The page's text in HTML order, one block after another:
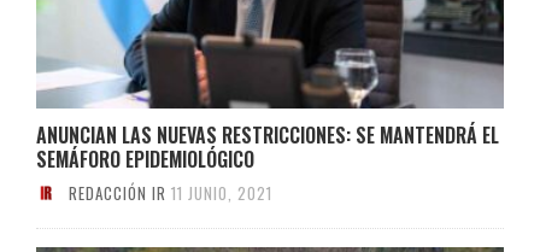
ANUNCIAN LAS NUEVAS RESTRICCIONES: SE MANTENDRÁ EL
SEMÁFORO EPIDEMIOLÓGICO
REDACCIÓN IR 11 JUNIO, 2021